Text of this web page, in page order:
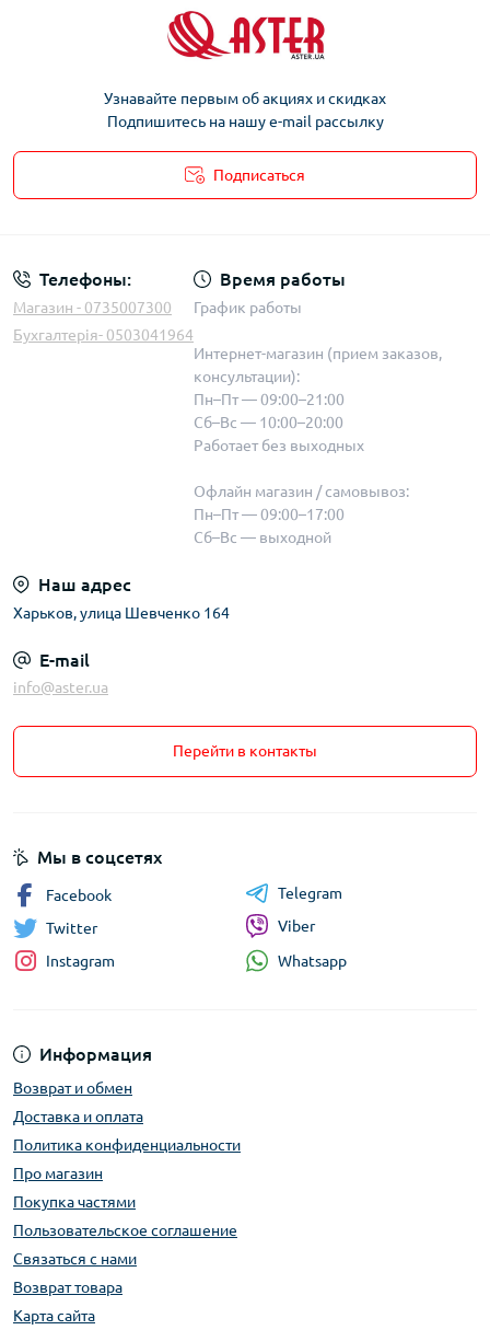
Узнавайте первым об акциях и скидках
Подпишитесь на нашу e-mail рассылку
Подписаться
Телефоны:
Магазин - 0735007300
Бухгалтерія- 0503041964
Время работы
График работы
Интернет-магазин (прием заказов,
консультации):
Пн–Пт — 09:00–21:00
Сб–Вс — 10:00–20:00
Работает без выходных
Офлайн магазин / самовывоз:
Пн–Пт — 09:00–17:00
Сб–Вс — выходной
Наш адрес
Харьков, улица Шевченко 164
E-mail
info@aster.ua
Перейти в контакты
Информация
Возврат и обмен
Доставка и оплата
Политика конфиденциальности
Про магазин
Покупка частями
Пользовательское соглашение
Связаться с нами
Возврат товара
Карта сайта
Мы в соцсетях
Facebook
Twitter
Instagram
Telegram
Viber
Whatsapp